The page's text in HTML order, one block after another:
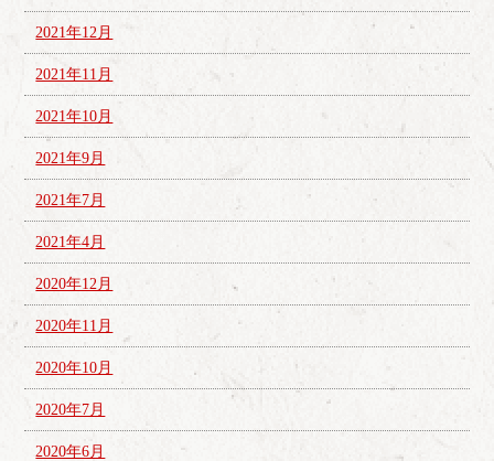
2021年12月
2021年11月
2021年10月
2021年9月
2021年7月
2021年4月
2020年12月
2020年11月
2020年10月
2020年7月
2020年6月